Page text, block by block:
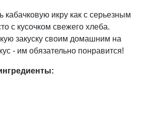
икру как с серьезным
с кусочком свежего хлеба.
закуску своим домашним на
- им обязательно понравится!